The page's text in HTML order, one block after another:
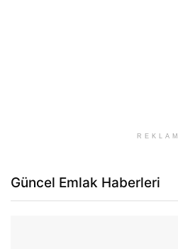
REKLAM
Güncel Emlak Haberleri